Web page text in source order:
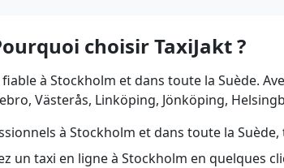
choisir TaxiJakt ?
à Stockholm et dans toute la Suède.
Västerås, Linköping, Jönköping,
à Stockholm et dans toute la
un taxi en ligne à Stockholm en quelques